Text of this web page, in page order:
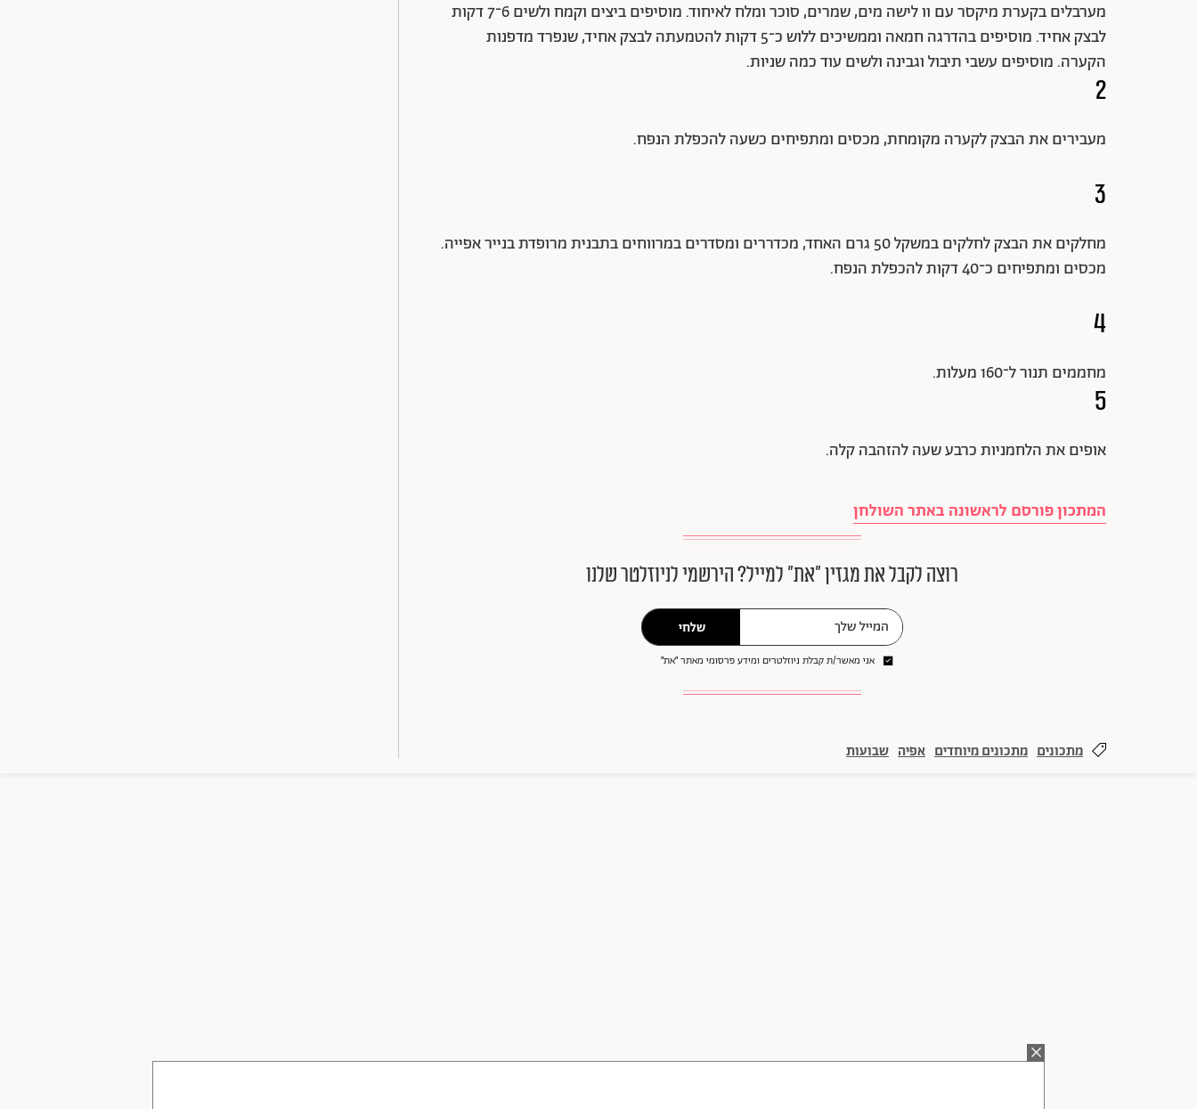
מערבלים בקערת מיקסר עם וו לישה מים, שמרים, סוכר ומלח לאיחוד. מוסיפים ביצים וקמח ולשים 6־7 דקות
לבצק אחיד. מוסיפים בהדרגה חמאה וממשיכים ללוש כ־5 דקות להטמעתה לבצק אחיד, שנפרד מדפנות
הקערה. מוסיפים עשבי תיבול וגבינה ולשים עוד כמה שניות.
2
מעבירים את הבצק לקערה מקומחת, מכסים ומתפיחים כשעה להכפלת הנפח.
3
מחלקים את הבצק לחלקים במשקל 50 גרם האחד, מכדררים ומסדרים במרווחים בתבנית מרופדת בנייר אפייה.
מכסים ומתפיחים כ־40 דקות להכפלת הנפח.
4
מחממים תנור ל־160 מעלות.
5
אופים את הלחמניות כרבע שעה להזהבה קלה.
המתכון פורסם לראשונה באתר השולחן
רוצה לקבל את מגזין ״את״ למייל? הירשמי לניוזלטר שלנו
שלחי
אני מאשר/ת קבלת ניוזלטרים ומידע פרסומי מאתר ״את״
מתכונים מתכונים מיוחדים אפיה שבועות